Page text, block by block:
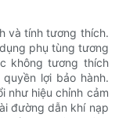
và tính tương thích.
phụ tùng tương
không tương thích
lợi bảo hành.
như hiệu chỉnh cảm
đường dẫn khí nạp